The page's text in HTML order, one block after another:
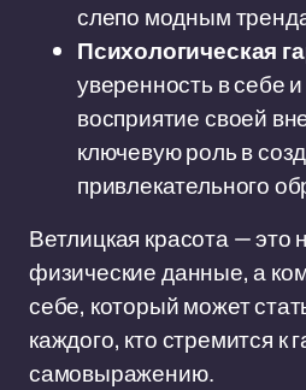
слепо модным
Психологическая
уверенность в себе
восприятие своей
ключевую роль в
привлекательного
Ветлицкая красота — это
физические данные, а
себе, который может
каждого, кто стремится к
самовыражению.